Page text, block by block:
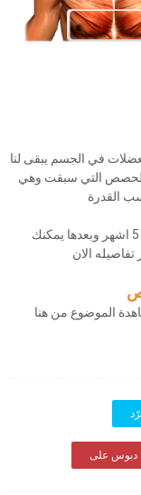
في الجسم يبقى لنا
التي سبقت وهي
بحت سوف تتابع البرنامج كما ذكرت دون تعيير لمدة 5 اشهر وبعدها يمكنك
الموضوع من هنا
دبوس على